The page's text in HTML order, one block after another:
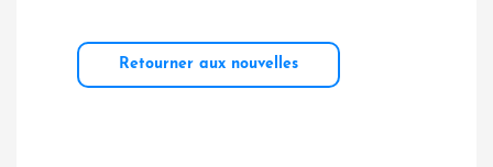
Retourner aux nouvelles